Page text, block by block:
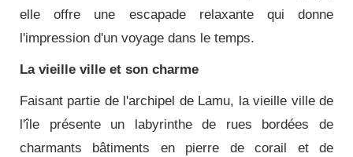
elle offre une escapade relaxante qui donne
l'impression d'un voyage dans le temps.
La vieille ville et son charme
Faisant partie de l'archipel de Lamu, la vieille ville de
l'île présente un labyrinthe de rues bordées de
charmants bâtiments en pierre de corail et de